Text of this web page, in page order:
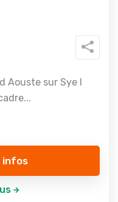
Aouste sur Sye l
infos